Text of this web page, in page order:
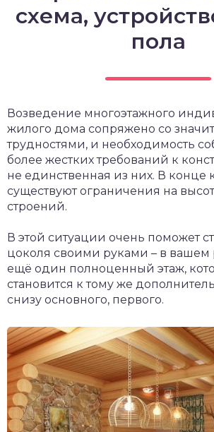
схема,
пола
Возведение многоэтажного
жилого дома сопряжено со
трудностями, и необходимость
более жестких требований к
не единственная из них. В конце
существуют ограничения на
строений.
В этой ситуации очень поможет
цоколя своими руками – в
ещё один полноценный этаж,
становится к тому же
снизу основного, первого.